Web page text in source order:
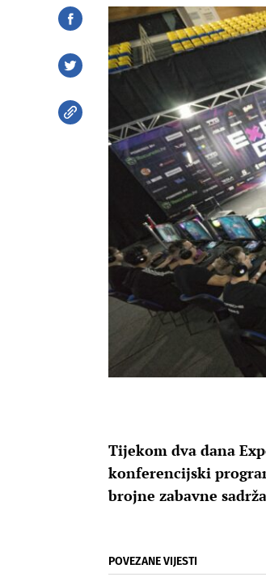
Tijekom dva dana
konferencijski
brojne zabavne
POVEZANE VIJESTI